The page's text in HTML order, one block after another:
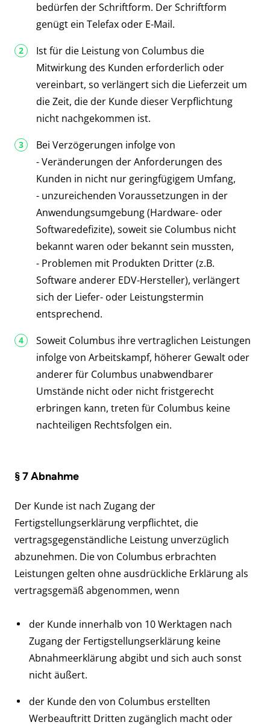
bedürfen der Schriftform. Der Schriftform
genügt ein Telefax oder E-Mail.
Ist für die Leistung von Columbus die
Mitwirkung des Kunden erforderlich oder
vereinbart, so verlängert sich die Lieferzeit um
die Zeit, die der Kunde dieser Verpflichtung
nicht nachgekommen ist.
Bei Verzögerungen infolge von
- Veränderungen der Anforderungen des
Kunden in nicht nur geringfügigem Umfang,
- unzureichenden Voraussetzungen in der
Anwendungsumgebung (Hardware- oder
Softwaredefizite), soweit sie Columbus nicht
bekannt waren oder bekannt sein mussten,
- Problemen mit Produkten Dritter (z.B.
Software anderer EDV-Hersteller), verlängert
sich der Liefer- oder Leistungstermin
entsprechend.
Soweit Columbus ihre vertraglichen Leistungen
infolge von Arbeitskampf, höherer Gewalt oder
anderer für Columbus unabwendbarer
Umstände nicht oder nicht fristgerecht
erbringen kann, treten für Columbus keine
nachteiligen Rechtsfolgen ein.
§ 7 Abnahme
Der Kunde ist nach Zugang der
Fertigstellungserklärung verpflichtet, die
vertragsgegenständliche Leistung unverzüglich
abzunehmen. Die von Columbus erbrachten
Leistungen gelten ohne ausdrückliche Erklärung als
vertragsgemäß abgenommen, wenn
der Kunde innerhalb von 10 Werktagen nach
Zugang der Fertigstellungserklärung keine
Abnahmeerklärung abgibt und sich auch sonst
nicht äußert.
der Kunde den von Columbus erstellten
Werbeauftritt Dritten zugänglich macht oder